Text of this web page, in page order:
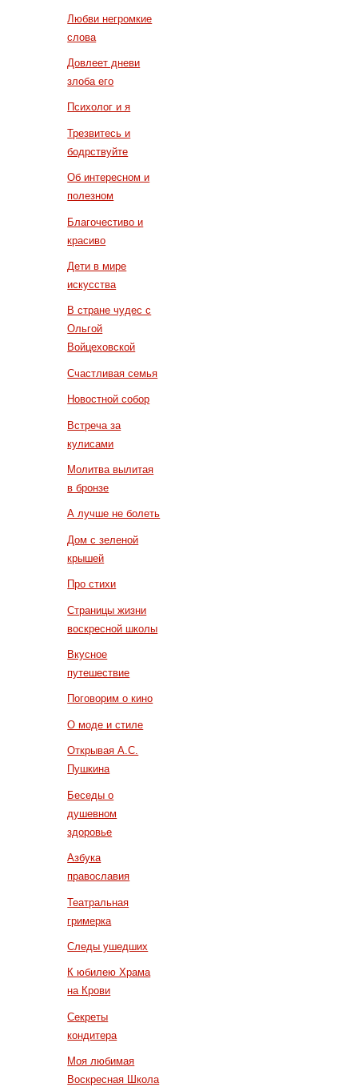
Любви негромкие
слова
Довлеет дневи
злоба его
Психолог и я
Трезвитесь и
бодрствуйте
Об интересном и
полезном
Благочестиво и
красиво
Дети в мире
искусства
В стране чудес с
Ольгой
Войцеховской
Счастливая семья
Новостной собор
Встреча за
кулисами
Молитва вылитая
в бронзе
А лучше не болеть
Дом с зеленой
крышей
Про стихи
Страницы жизни
воскресной школы
Вкусное
путешествие
Поговорим о кино
О моде и стиле
Открывая А.С.
Пушкина
Беседы о
душевном
здоровье
Азбука
православия
Театральная
гримерка
Следы ушедших
К юбилею Храма
на Крови
Секреты
кондитера
Моя любимая
Воскресная Школа